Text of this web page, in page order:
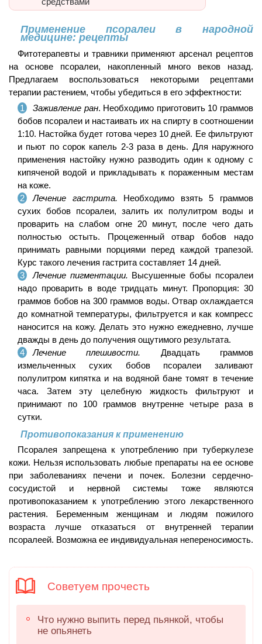
Применение псоралеи в народной
медицине: рецепты
Фитотерапевты и травники применяют арсенал рецептов
на основе псоралеи, накопленный много веков назад.
Предлагаем воспользоваться некоторыми рецептами
терапии растением, чтобы убедиться в его эффектности:
Заживление ран. Необходимо приготовить 10 граммов
бобов псоралеи и настаивать их на спирту в соотношении
1:10. Настойка будет готова через 10 дней. Ее фильтруют
и пьют по сорок капель 2-3 раза в день. Для наружного
применения настойку нужно разводить один к одному с
кипяченой водой и прикладывать к пораженным местам
на коже.
Лечение гастрита. Необходимо взять 5 граммов
сухих бобов псоралеи, залить их полулитром воды и
проварить на слабом огне 20 минут, после чего дать
полностью остыть. Процеженный отвар бобов надо
принимать равными порциями перед каждой трапезой.
Курс такого лечения гастрита составляет 14 дней.
Лечение пигментации. Высушенные бобы псоралеи
надо проварить в воде тридцать минут. Пропорция: 30
граммов бобов на 300 граммов воды. Отвар охлаждается
до комнатной температуры, фильтруется и как компресс
наносится на кожу. Делать это нужно ежедневно, лучше
дважды в день до получения ощутимого результата.
Лечение плешивости. Двадцать граммов
измельченных сухих бобов псоралеи заливают
полулитром кипятка и на водяной бане томят в течение
часа. Затем эту целебную жидкость фильтруют и
принимают по 100 граммов внутренне четыре раза в
сутки.
Противопоказания к применению
Псоралея запрещена к употреблению при туберкулезе
кожи. Нельзя использовать любые препараты на ее основе
при заболеваниях печени и почек. Болезни сердечно-
сосудистой и нервной системы тоже являются
противопоказанием к употреблению этого лекарственного
растения. Беременным женщинам и людям пожилого
возраста лучше отказаться от внутренней терапии
псоралеей. Возможна ее индивидуальная непереносимость.
Советуем прочесть
Что нужно выпить перед пьянкой, чтобы
не опьянеть